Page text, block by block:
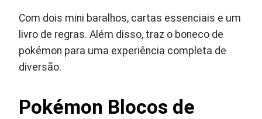
Com dois mini baralhos, cartas essenciais e um
livro de regras. Além disso, traz o boneco de
pokémon para uma experiência completa de
diversão.
Pokémon Blocos de